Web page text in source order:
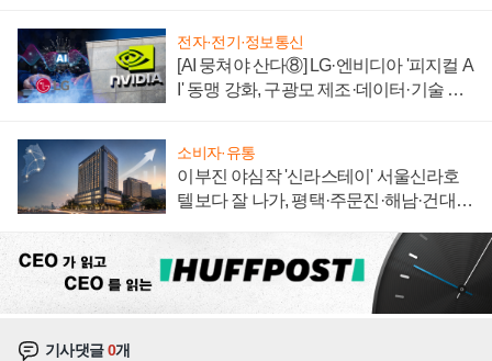
전자·전기·정보통신
[AI 뭉쳐야 산다⑧] LG·엔비디아 '피지컬 A
I' 동맹 강화, 구광모 제조·데이터·기술 결
소비자·유통
이부진 야심작 '신라스테이' 서울신라호
텔보다 잘 나가, 평택·주문진·해남·건대로
기사댓글0개